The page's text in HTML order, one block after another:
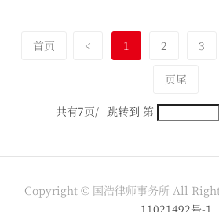
首页 < 1 2 3
页尾
共有7页/ 跳转到 第
Copyright © 国浩律师事务所 All
11021492号-1